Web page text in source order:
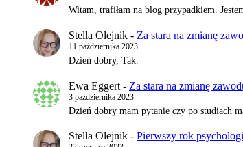
Witam, trafiłam na blog przypadkiem.
Stella Olejnik - Za stara na zmianę
11 października 2023
Dzień dobry, Tak.
Ewa Eggert - Za stara na zmianę
3 października 2023
Dzień dobry mam pytanie czy po studiach
Stella Olejnik - Pierwszy rok